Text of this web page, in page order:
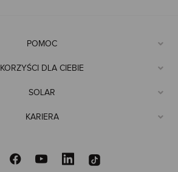
POMOC
KORZYŚCI DLA CIEBIE
SOLAR
KARIERA